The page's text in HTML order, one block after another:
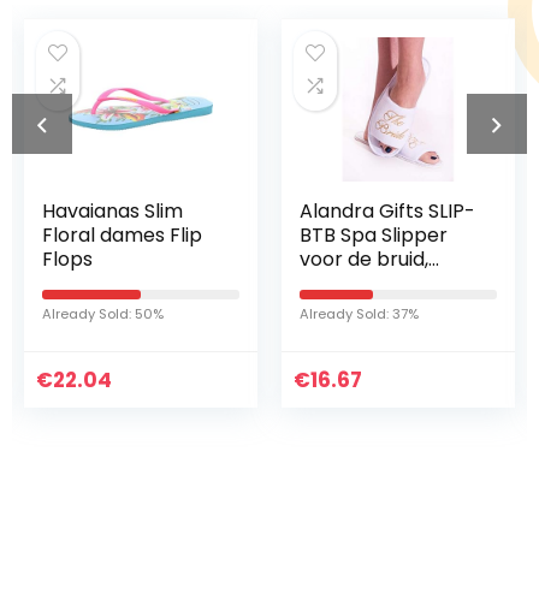
Havaianas Slim
Floral dames Flip
Flops
Already Sold: 50%
€22.04
Alandra Gifts SLIP-
BTB Spa Slipper
voor de bruid,
Unisex-
Volwassene,
Wit/Goud, One
Already Sold: 37%
€16.67